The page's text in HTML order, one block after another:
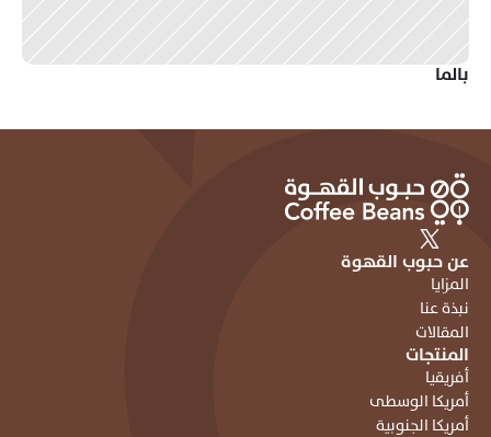
بالما
المنتجات
أفريقيا
أمريكا الوسطى
أمريكا الجنوبية
عن حبوب القهوة
المزايا
نبذة عنا
المقالات